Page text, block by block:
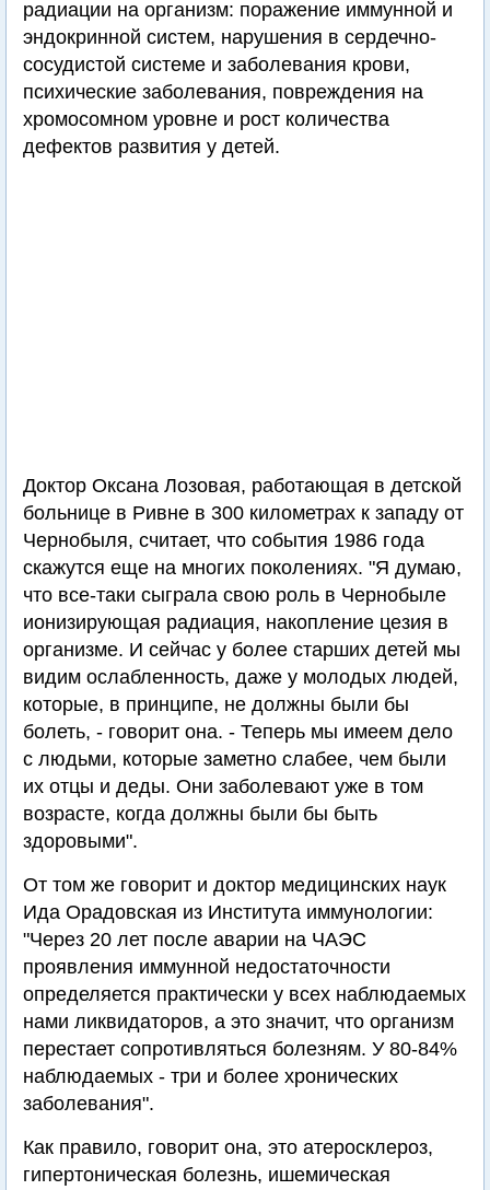
радиации на организм: поражение иммунной и
эндокринной систем, нарушения в сердечно-
сосудистой системе и заболевания крови,
психические заболевания, повреждения на
хромосомном уровне и рост количества
дефектов развития у детей.
Доктор Оксана Лозовая, работающая в детской
больнице в Ривне в 300 километрах к западу от
Чернобыля, считает, что события 1986 года
скажутся еще на многих поколениях. "Я думаю,
что все-таки сыграла свою роль в Чернобыле
ионизирующая радиация, накопление цезия в
организме. И сейчас у более старших детей мы
видим ослабленность, даже у молодых людей,
которые, в принципе, не должны были бы
болеть, - говорит она. - Теперь мы имеем дело
с людьми, которые заметно слабее, чем были
их отцы и деды. Они заболевают уже в том
возрасте, когда должны были бы быть
здоровыми".
От том же говорит и доктор медицинских наук
Ида Орадовская из Института иммунологии:
"Через 20 лет после аварии на ЧАЭС
проявления иммунной недостаточности
определяется практически у всех наблюдаемых
нами ликвидаторов, а это значит, что организм
перестает сопротивляться болезням. У 80-84%
наблюдаемых - три и более хронических
заболевания".
Как правило, говорит она, это атеросклероз,
гипертоническая болезнь, ишемическая